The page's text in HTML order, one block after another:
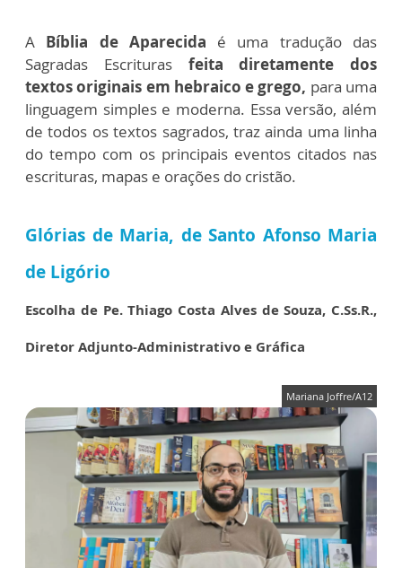
A Bíblia de Aparecida é uma tradução das
Sagradas Escrituras feita diretamente dos
textos originais em hebraico e grego, para uma
linguagem simples e moderna. Essa versão, além
de todos os textos sagrados, traz ainda uma linha
do tempo com os principais eventos citados nas
escrituras, mapas e orações do cristão.
Glórias de Maria, de Santo Afonso Maria
de Ligório
Escolha de Pe. Thiago Costa Alves de Souza, C.Ss.R.,
Diretor Adjunto-Administrativo e Gráfica
Mariana Joffre/A12